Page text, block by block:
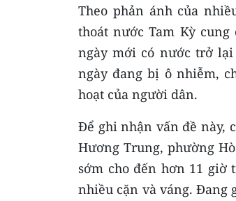
Theo phản ánh của
thoát nước Tam Kỳ
ngày mới có nước trở
ngày đang bị ô nhiễm,
hoạt của người dân.
Để ghi nhận vấn đề này,
Hương Trung, phường
sớm cho đến hơn 11 giờ
nhiều cặn và váng. Đang